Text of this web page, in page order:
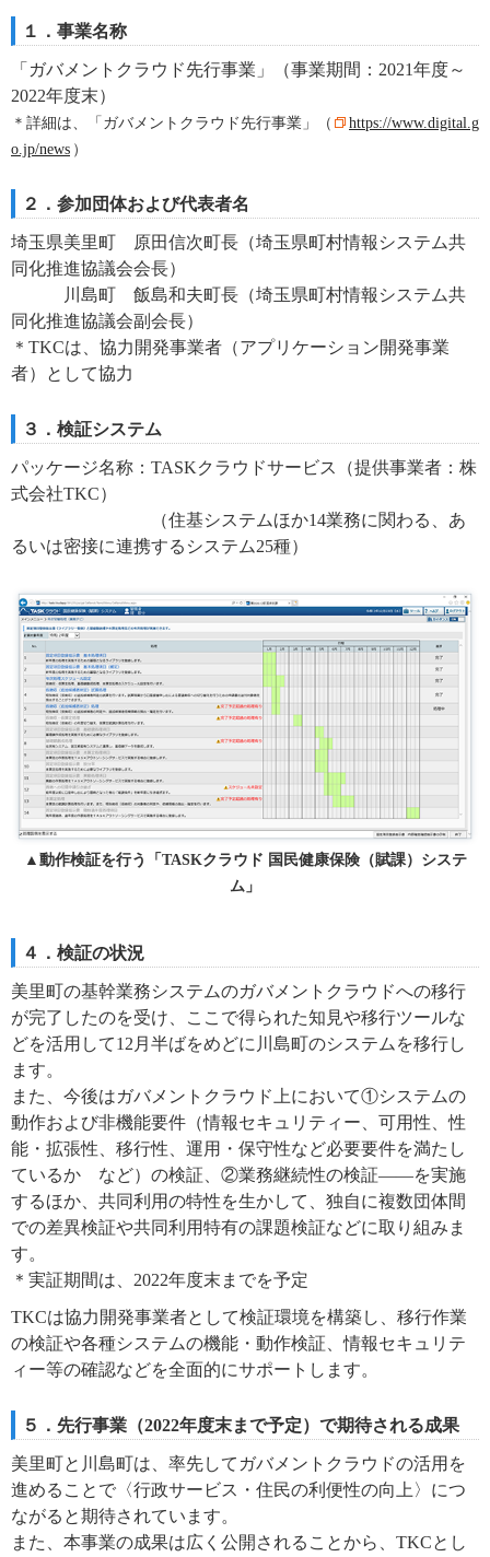
１．事業名称
「ガバメントクラウド先行事業」（事業期間：2021年度～
2022年度末）
＊詳細は、「ガバメントクラウド先行事業」（
https://www.digital.g
o.jp/news ）
２．参加団体および代表者名
埼玉県美里町 原田信次町長（埼玉県町村情報システム共
同化推進協議会会長）
川島町 飯島和夫町長（埼玉県町村情報システム共
同化推進協議会副会長）
＊TKCは、協力開発事業者（アプリケーション開発事業
者）として協力
３．検証システム
パッケージ名称：TASKクラウドサービス（提供事業者：株
式会社TKC）
（住基システムほか14業務に関わる、あ
るいは密接に連携するシステム25種）
▲動作検証を行う「TASKクラウド 国民健康保険（賦課）システ
ム」
４．検証の状況
美里町の基幹業務システムのガバメントクラウドへの移行
が完了したのを受け、ここで得られた知見や移行ツールな
どを活用して12月半ばをめどに川島町のシステムを移行し
ます。
また、今後はガバメントクラウド上において①システムの
動作および非機能要件（情報セキュリティー、可用性、性
能・拡張性、移行性、運用・保守性など必要要件を満たし
ているか など）の検証、②業務継続性の検証――を実施
するほか、共同利用の特性を生かして、独自に複数団体間
での差異検証や共同利用特有の課題検証などに取り組みま
す。
＊実証期間は、2022年度末までを予定
TKCは協力開発事業者として検証環境を構築し、移行作業
の検証や各種システムの機能・動作検証、情報セキュリテ
ィー等の確認などを全面的にサポートします。
５．先行事業（2022年度末まで予定）で期待される成果
美里町と川島町は、率先してガバメントクラウドの活用を
進めることで〈行政サービス・住民の利便性の向上〉につ
ながると期待されています。
また、本事業の成果は広く公開されることから、TKCとし